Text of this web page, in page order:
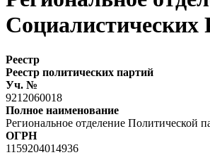
Социалистических
Реестр
Реестр политических партий
Уч. №
9212060018
Полное наименование
Региональное отделение Политической
ОГРН
1159204014936